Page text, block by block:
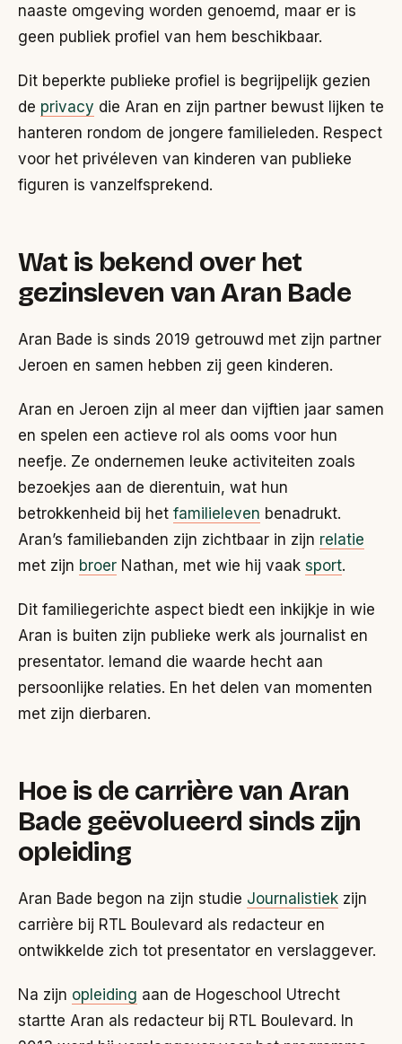
naaste omgeving worden genoemd, maar er is
geen publiek profiel van hem beschikbaar.
Dit beperkte publieke profiel is begrijpelijk gezien
de privacy die Aran en zijn partner bewust lijken te
hanteren rondom de jongere familieleden. Respect
voor het privéleven van kinderen van publieke
figuren is vanzelfsprekend.
Wat is bekend over het
gezinsleven van Aran Bade
Aran Bade is sinds 2019 getrouwd met zijn partner
Jeroen en samen hebben zij geen kinderen.
Aran en Jeroen zijn al meer dan vijftien jaar samen
en spelen een actieve rol als ooms voor hun
neefje. Ze ondernemen leuke activiteiten zoals
bezoekjes aan de dierentuin, wat hun
betrokkenheid bij het familieleven benadrukt.
Aran’s familiebanden zijn zichtbaar in zijn relatie
met zijn broer Nathan, met wie hij vaak sport.
Dit familiegerichte aspect biedt een inkijkje in wie
Aran is buiten zijn publieke werk als journalist en
presentator. Iemand die waarde hecht aan
persoonlijke relaties. En het delen van momenten
met zijn dierbaren.
Hoe is de carrière van Aran
Bade geëvolueerd sinds zijn
opleiding
Aran Bade begon na zijn studie Journalistiek zijn
carrière bij RTL Boulevard als redacteur en
ontwikkelde zich tot presentator en verslaggever.
Na zijn opleiding aan de Hogeschool Utrecht
startte Aran als redacteur bij RTL Boulevard. In